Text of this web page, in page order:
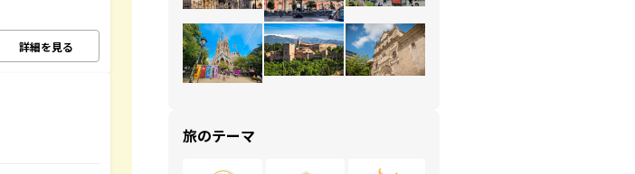
詳細を見る
旅のテーマ